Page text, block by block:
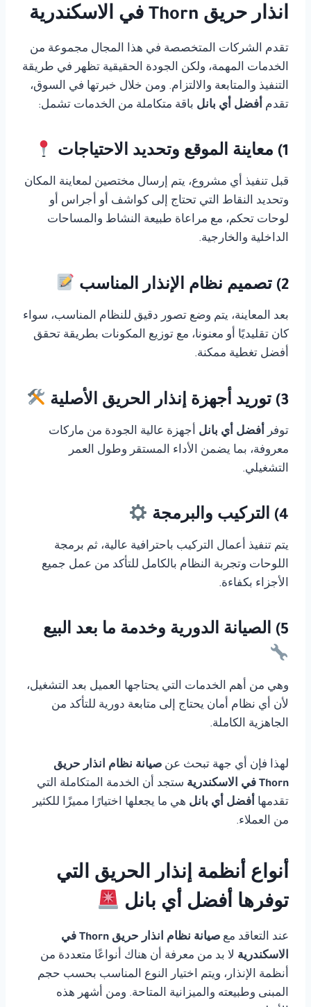
انذار حريق Thorn في الاسكندرية
تقدم الشركات المتخصصة في هذا المجال مجموعة من
الخدمات المهمة، ولكن الجودة الحقيقية تظهر في طريقة
التنفيذ والمتابعة والالتزام. ومن خلال خبرتها في السوق،
تقدم أفضل أي بانل باقة متكاملة من الخدمات تشمل:
1) معاينة الموقع وتحديد الاحتياجات
قبل تنفيذ أي مشروع، يتم إرسال مختصين لمعاينة المكان
وتحديد النقاط التي تحتاج إلى كواشف أو أجراس أو
لوحات تحكم، مع مراعاة طبيعة النشاط والمساحات
الداخلية والخارجية.
2) تصميم نظام الإنذار المناسب
بعد المعاينة، يتم وضع تصور دقيق للنظام المناسب، سواء
كان تقليديًا أو معنونا، مع توزيع المكونات بطريقة تحقق
أفضل تغطية ممكنة.
3) توريد أجهزة إنذار الحريق الأصلية
توفر أفضل أي بانل أجهزة عالية الجودة من ماركات
معروفة، بما يضمن الأداء المستقر وطول العمر
التشغيلي.
4) التركيب والبرمجة
يتم تنفيذ أعمال التركيب باحترافية عالية، ثم برمجة
اللوحات وتجربة النظام بالكامل للتأكد من عمل جميع
الأجزاء بكفاءة.
5) الصيانة الدورية وخدمة ما بعد البيع
وهي من أهم الخدمات التي يحتاجها العميل بعد التشغيل،
لأن أي نظام أمان يحتاج إلى متابعة دورية للتأكد من
الجاهزية الكاملة.
لهذا فإن أي جهة تبحث عن صيانة نظام انذار حريق
Thorn في الاسكندرية
ستجد أن الخدمة المتكاملة التي
تقدمها أفضل أي بانل هي ما يجعلها اختيارًا مميزًا للكثير
من العملاء.
أنواع أنظمة إنذار الحريق التي
توفرها أفضل أي بانل
عند التعاقد مع
صيانة نظام انذار حريق Thorn في
الاسكندرية لا بد من معرفة أن هناك أنواعًا متعددة من
أنظمة الإنذار، ويتم اختيار النوع المناسب بحسب حجم
المبنى وطبيعته والميزانية المتاحة. ومن أشهر هذه